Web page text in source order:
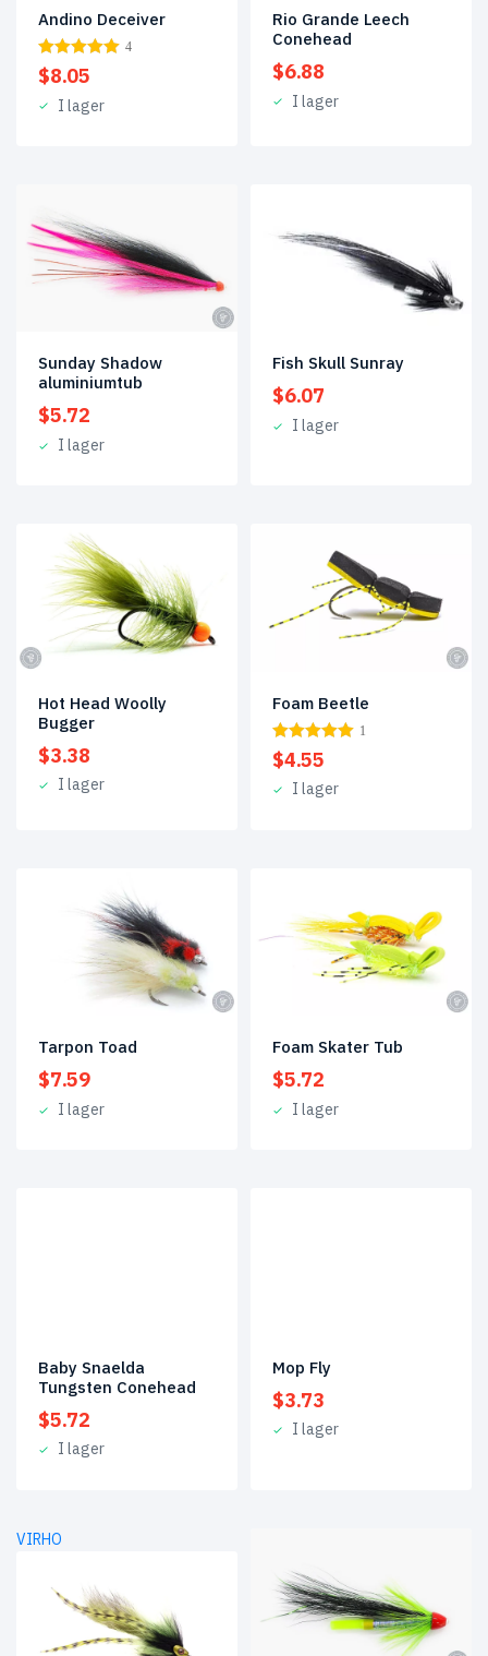
Andino Deceiver
4
$8.05
I lager
Rio Grande Leech
Conehead
$6.88
I lager
Sunday Shadow
aluminiumtub
$5.72
I lager
Fish Skull Sunray
$6.07
I lager
Hot Head Woolly
Bugger
$3.38
I lager
Foam Beetle
1
$4.55
I lager
Tarpon Toad
$7.59
I lager
Foam Skater Tub
$5.72
I lager
Baby Snaelda
Tungsten Conehead
$5.72
I lager
Mop Fly
$3.73
I lager
VIRHO